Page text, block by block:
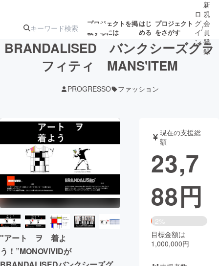
プロジェクトを掲
載するには
はじ
める
プロジェクト
をさがす
ジェクト
ロジェクト
アート・写真 音楽
テクノロジー・ガジェット ゲーム・
映像・映画 書籍・雑誌
ビジネス・起業 チャレンジ
まちづくり・地域活性化
ロ
グ
イ
ン
/
新
規
会
員
登
録
BRANDALISED バンクシーズグラ
フィティ MANS'ITEM
PROGRESSO ファッション
"アート ヲ 着よ
う！”MONOVIVIDが
現在の支援総
額
23,7
88円
2%
目標金額は
1,000,000円